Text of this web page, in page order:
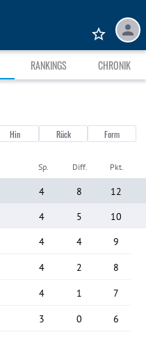
RANKINGS CHRONIK
Hin Rück Form
Sp. Diff. Pkt.
4 8
12
4 5
10
4 4 9
4 2 8
4 1 7
3 0 6